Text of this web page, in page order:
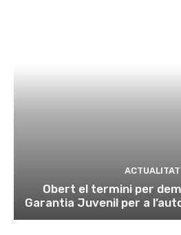
ACTUALITAT
Obert el termini per
Garantia Juvenil per a